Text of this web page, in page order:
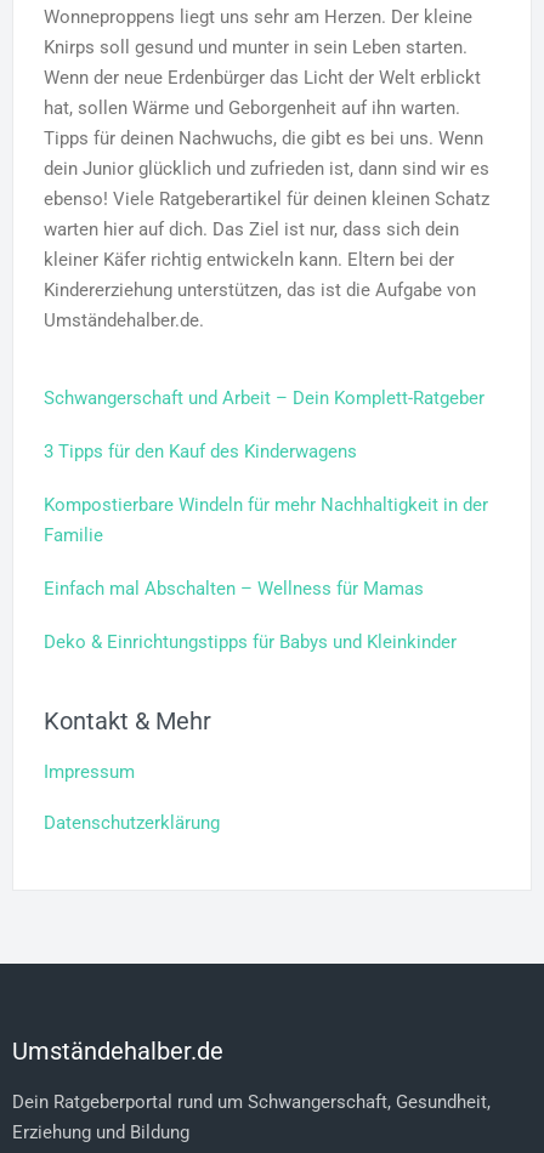
Wonneproppens liegt uns sehr am Herzen. Der kleine
Knirps soll gesund und munter in sein Leben starten.
Wenn der neue Erdenbürger das Licht der Welt erblickt
hat, sollen Wärme und Geborgenheit auf ihn warten.
Tipps für deinen Nachwuchs, die gibt es bei uns. Wenn
dein Junior glücklich und zufrieden ist, dann sind wir es
ebenso! Viele Ratgeberartikel für deinen kleinen Schatz
warten hier auf dich. Das Ziel ist nur, dass sich dein
kleiner Käfer richtig entwickeln kann. Eltern bei der
Kindererziehung unterstützen, das ist die Aufgabe von
Umständehalber.de.
Schwangerschaft und Arbeit – Dein Komplett-Ratgeber
3 Tipps für den Kauf des Kinderwagens
Kompostierbare Windeln für mehr Nachhaltigkeit in der
Familie
Einfach mal Abschalten – Wellness für Mamas
Deko & Einrichtungstipps für Babys und Kleinkinder
Kontakt & Mehr
Impressum
Datenschutzerklärung
Umständehalber.de
Dein Ratgeberportal rund um Schwangerschaft, Gesundheit,
Erziehung und Bildung